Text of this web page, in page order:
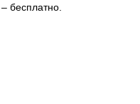
бесплатно.